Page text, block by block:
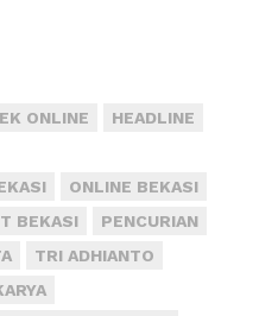
ujar Santi, Rabu, 22
Presiden di Bogor,
sosok orang nomor
keperluan syuting pada
ONLINE
HEADLINE
ONLINE BEKASI
BEKASI
PENCURIAN
TRI ADHIANTO